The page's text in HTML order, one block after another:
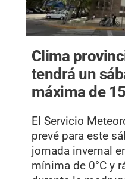
Clima
tendrá un
máxima de
El Servicio
prevé para este
jornada invernal
mínima de 0°C y